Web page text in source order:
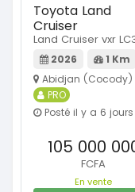
Toyota Land
Cruiser
Land Cruiser vxr
2026
1 Km
Abidjan (Cocody)
PRO
Posté il y a 6 jours
105 000
FCFA
En vente